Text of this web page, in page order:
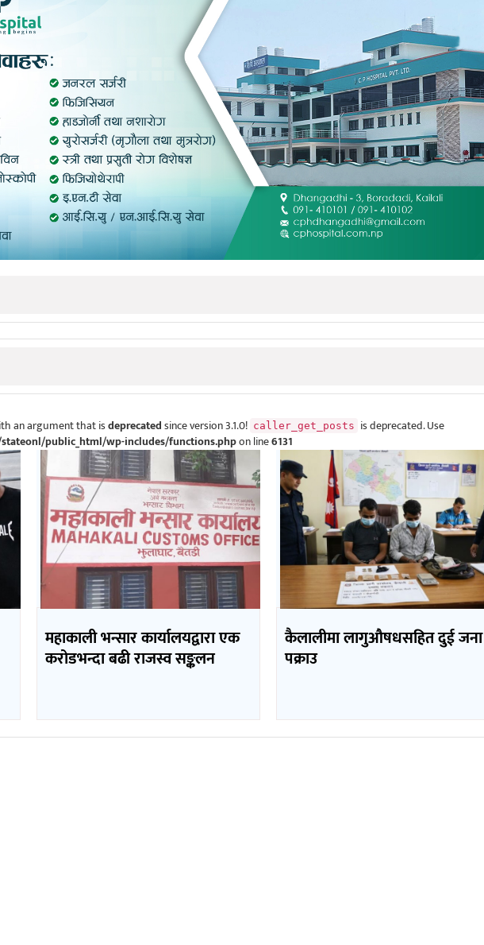
an argument that isdeprecatedsince version 3.1.0! caller_get_posts is deprecated. Use
public_html/wp-includes/functions.phpon line6131
महाकाली भन्सार कार्यालयद्वारा एक
करोडभन्दा बढी राजस्व सङ्कलन
कैलालीमा लागुऔषधसहित दुई जना
पक्राउ